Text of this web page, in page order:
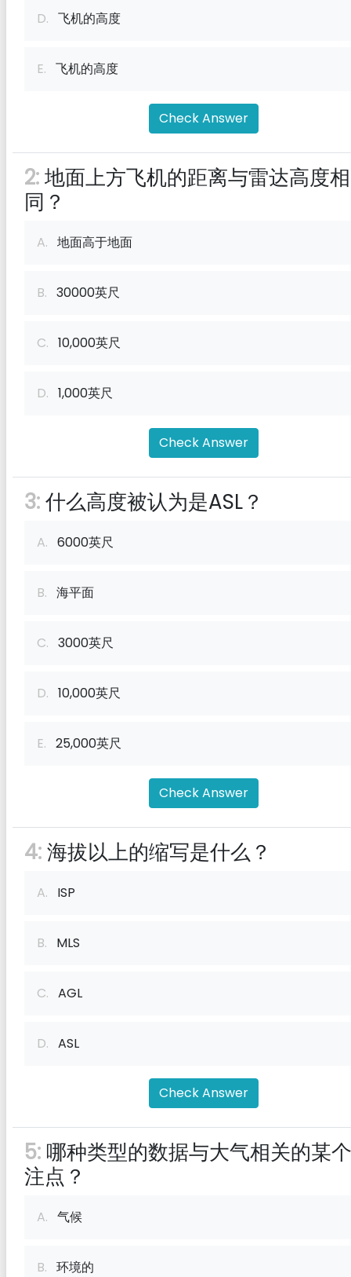
计算机编程 MCQ问题与答案
D. 飞机的高度
E. 飞机的高度
Check Answer
2:地面上方飞机的距离与雷达高度相
同？
A. 地面高于地面
B. 30000英尺
C. 10,000英尺
D. 1,000英尺
Check Answer
3:什么高度被认为是ASL？
A. 6000英尺
B. 海平面
C. 3000英尺
D. 10,000英尺
E. 25,000英尺
Check Answer
4:海拔以上的缩写是什么？
A. ISP
B. MLS
C. AGL
D. ASL
Check Answer
5: 哪种类型的数据与大气相关的某
注点？
A. 气候
B. 环境的